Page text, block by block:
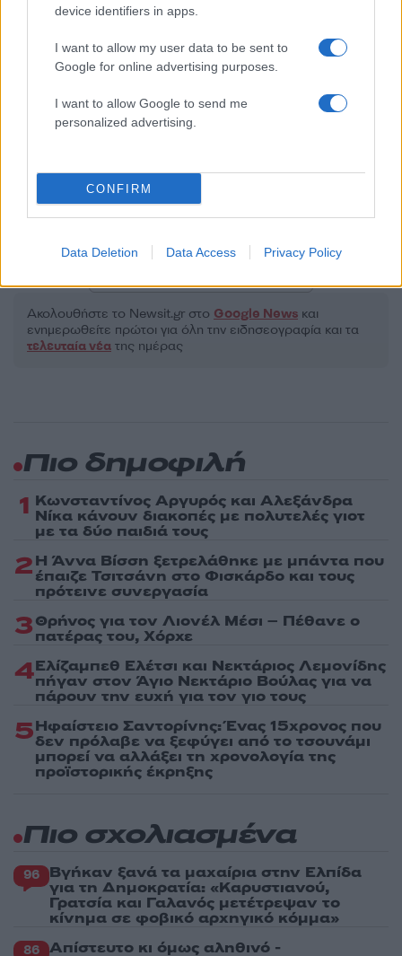
device identifiers in apps.
I want to allow my user data to be sent to
Google for online advertising purposes.
I want to allow Google to send me
personalized advertising.
CONFIRM
Data Deletion Data Access Privacy Policy
2000 /2000
Υποβολή σχολίου
Πολιτική Απορρήτου
Όροι Χρήσης
Ελλάδα
Ακολουθήστε το Νewsit.gr στο Google News και
ενημερωθείτε πρώτοι για όλη την ειδησεογραφία και τα
τελευταία νέα της ημέρας
Πιο δημοφιλή
1 Κωνσταντίνος Αργυρός και Αλεξάνδρα
Νίκα κάνουν διακοπές με πολυτελές γιοτ
με τα δύο παιδιά τους
2Η Άννα Βίσση ξετρελάθηκε με μπάντα που
έπαιζε Τσιτσάνη στο Φισκάρδο και τους
πρότεινε συνεργασία
3Θρήνος για τον Λιονέλ Μέσι – Πέθανε ο
πατέρας του, Χόρχε
4Ελίζαμπεθ Ελέτσι και Νεκτάριος Λεμονίδης
πήγαν στον Άγιο Νεκτάριο Βούλας για να
πάρουν την ευχή για τον γιο τους
5Ηφαίστειο Σαντορίνης: Ένας 15χρονος που
δεν πρόλαβε να ξεφύγει από το τσουνάμι
μπορεί να αλλάξει τη χρονολογία της
προϊστορικής έκρηξης
Πιο σχολιασμένα
96 Βγήκαν ξανά τα μαχαίρια στην Ελπίδα
για τη Δημοκρατία: «Καρυστιανού,
Γρατσία και Γαλανός μετέτρεψαν το
κίνημα σε φοβικό αρχηγικό κόμμα»
86 Απίστευτο κι όμως αληθινό -